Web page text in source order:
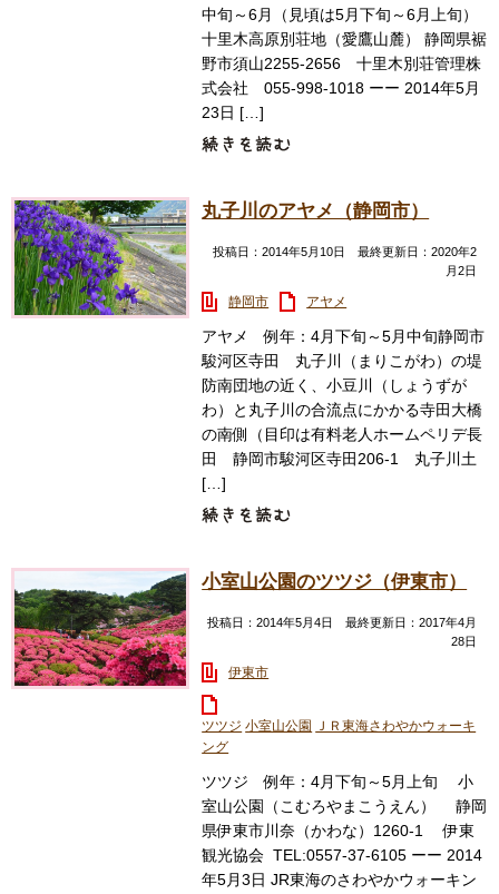
中旬～6月（見頃は5月下旬～6月上旬）
十里木高原別荘地（愛鷹山麓） 静岡県裾
野市須山2255-2656 十里木別荘管理株
式会社 055-998-1018 ーー 2014年5月
23日 […]
丸子川のアヤメ（静岡市）
投稿日：2014年5月10日 最終更新日：2020年2
月2日
静岡市 アヤメ
アヤメ 例年：4月下旬～5月中旬静岡市
駿河区寺田 丸子川（まりこがわ）の堤
防南団地の近く、小豆川（しょうずが
わ）と丸子川の合流点にかかる寺田大橋
の南側（目印は有料老人ホームペリデ長
田 静岡市駿河区寺田206-1 丸子川土
[…]
小室山公園のツツジ（伊東市）
投稿日：2014年5月4日 最終更新日：2017年4月
28日
伊東市
ツツジ 小室山公園
ＪＲ東海さわやかウォーキ
ング
ツツジ 例年：4月下旬～5月上旬 小
室山公園（こむろやまこうえん） 静岡
県伊東市川奈（かわな）1260-1 伊東
観光協会 TEL:0557-37-6105 ーー 2014
年5月3日 JR東海のさわやかウォーキン